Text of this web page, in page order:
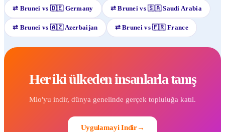
⇄ Brunei vs 🇩🇪 Germany ⇄Brunei vs🇸🇦 Saudi Arabia
⇄ Brunei vs 🇦🇿 Azerbaijan ⇄Brunei vs🇫🇷 France
Her iki ülkeden insanlarla tanış
Mio'yu indir, dünya genelinde gerçek topluluğa katıl.
Uygulamayi Indir→